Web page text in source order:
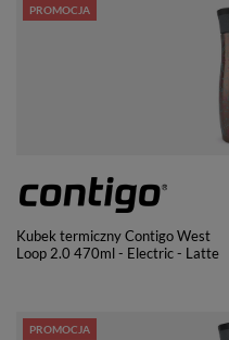
PROMOCJA
Kubek termiczny Contigo West
Loop 2.0 470ml - Electric - Latte
PROMOCJA